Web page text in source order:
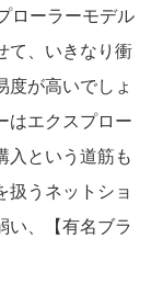
ローラーモデル
て、いきなり衝
が高いでしょ
はエクスプロー
という道筋も
扱うネットショ
い、【有名ブラ